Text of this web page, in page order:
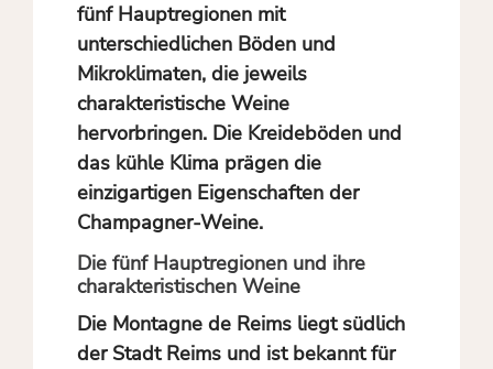
fünf Hauptregionen mit
unterschiedlichen Böden und
Mikroklimaten, die jeweils
charakteristische Weine
hervorbringen. Die Kreideböden und
das kühle Klima prägen die
einzigartigen Eigenschaften der
Champagner-Weine.
Die fünf Hauptregionen und ihre
charakteristischen Weine
Die Montagne de Reims liegt südlich
der Stadt Reims und ist bekannt für